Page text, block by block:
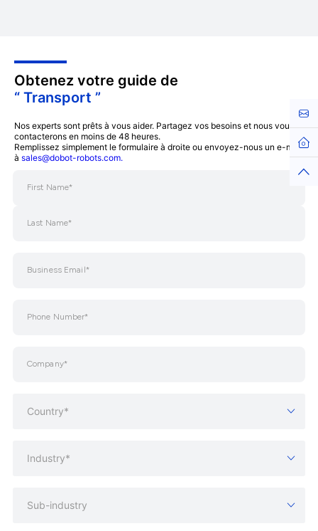
Obtenez votre guide de
“ Transport ”
Nos experts sont prêts à vous aider. Partagez vos besoins et nous vous
contacterons en moins de 48 heures.
Remplissez simplement le formulaire à droite ou envoyez-nous un e-mail
à sales@dobot-robots.com.
Country*
Industry*
Sub-industry
Top